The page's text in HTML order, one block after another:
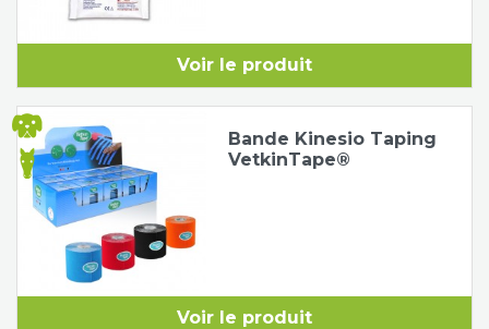
Voir le produit
Bande Kinesio Taping
VetkinTape®
Voir le produit